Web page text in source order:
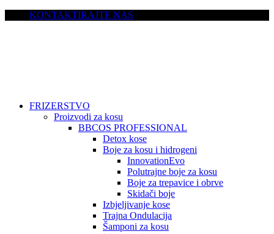
KONTAKTIRAJTE NAS
FRIZERSTVO
Proizvodi za kosu
BBCOS PROFESSIONAL
Detox kose
Boje za kosu i hidrogeni
InnovationEvo
Polutrajne boje za kosu
Boje za trepavice i obrve
Skidači boje
Izbjeljivanje kose
Trajna Ondulacija
Šamponi za kosu